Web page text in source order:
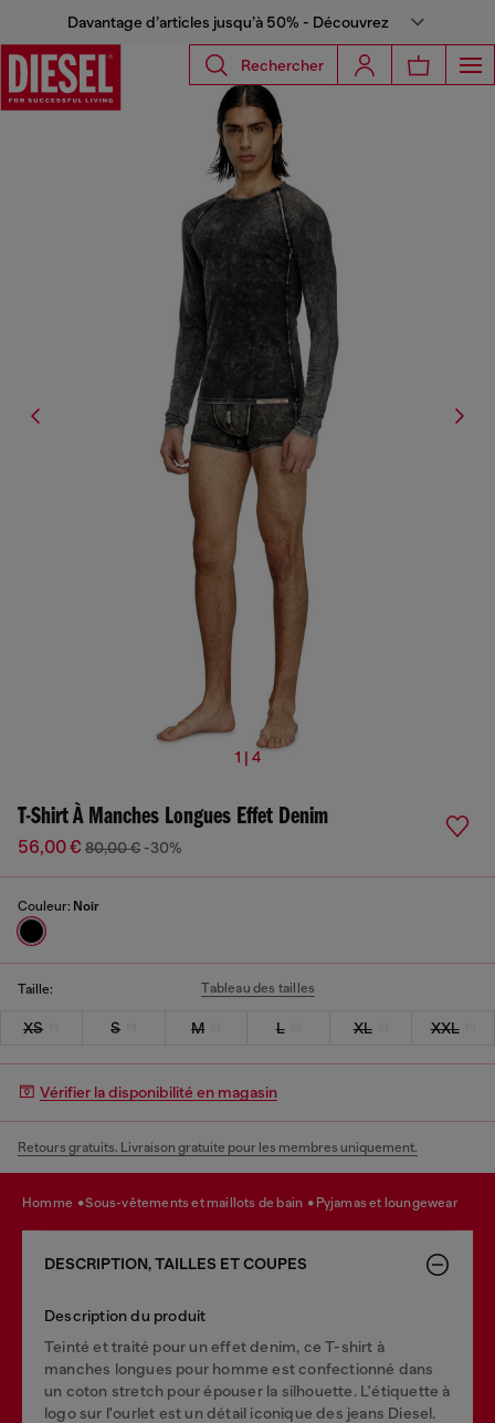
Davantage d’articles jusqu’à 50% - Découvrez
Rechercher
1 | 4
T-Shirt À Manches Longues Effet Denim
56,00 € 80,00 € -30%
Couleur: Noir
Taille: Tableau des tailles
XS S M L XL XXL
Vérifier la disponibilité en magasin
Retours gratuits. Livraison gratuite pour les membres uniquement.
homme sous-vêtements et maillots de bain pyjamas et loungewear
DESCRIPTION, TAILLES ET COUPES
Description du produit
Teinté et traité pour un effet denim, ce T-shirt à
manches longues pour homme est confectionné dans
un coton stretch pour épouser la silhouette. L'étiquette à
logo sur l'ourlet est un détail iconique des jeans Diesel.